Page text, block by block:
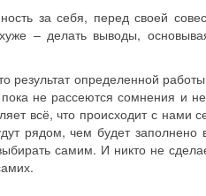
за себя, перед своей
– делать выводы,
результат определенной
не рассеются сомнения и
всё, что происходит с нами
рядом, чем будет
самим. И никто не